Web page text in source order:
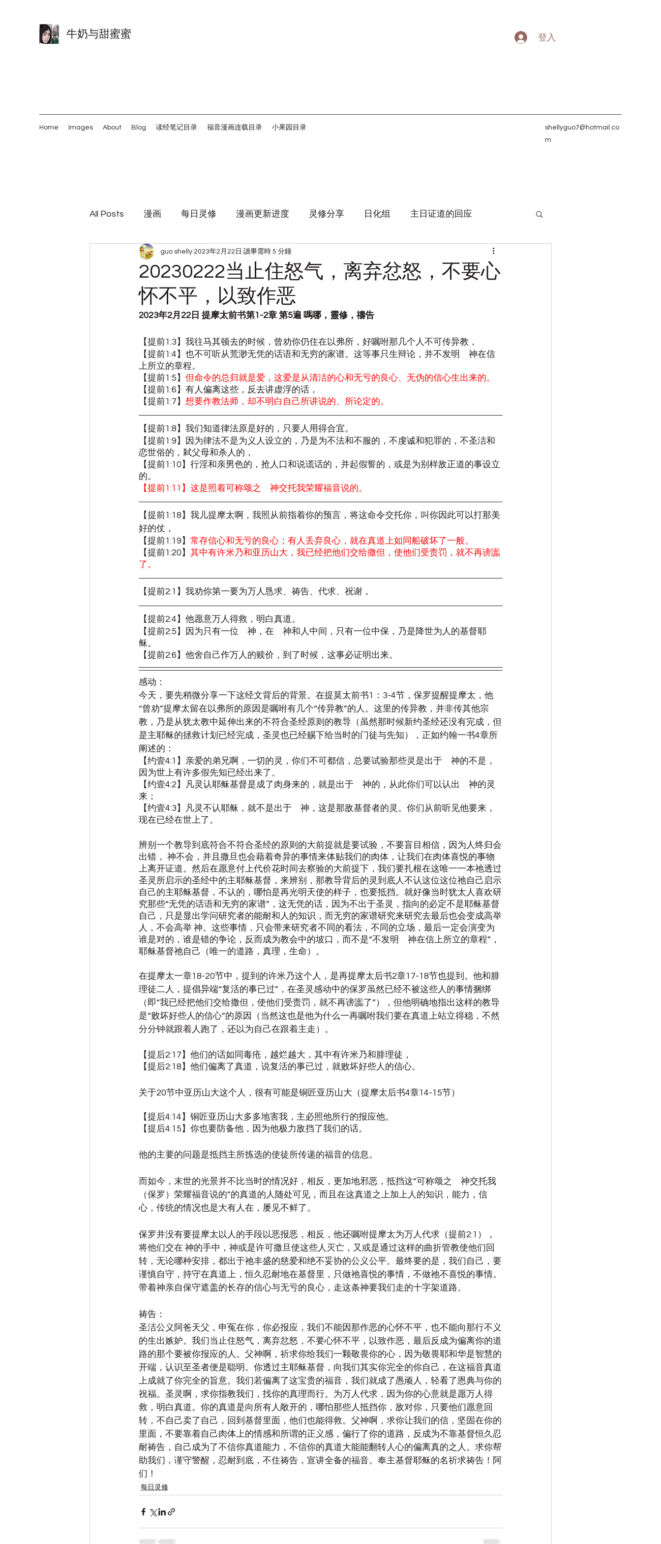
牛奶与甜蜜蜜 登入
Home Images About Blog 读经笔记目录 福音漫画连载目录 小果园目录
shellyguo7@hotmail.co
m
All Posts 漫画 每日灵修 漫画更新进度 灵修分享 日化组 主日证道的回应
周六查经小组笔记 带娃读经 宋典的日常
20230222当止住怒气，离弃忿怒，不要心
怀不平，以致作恶
guo shelly 2023年2月22日 讀畢需時 5 分鐘
2023年2月22日 提摩太前书第1-2章 第5遍 嗎哪，靈修，禱告
【提前1:3】我往马其顿去的时候，曾劝你仍住在以弗所，好嘱咐那几个人不可传异教，
【提前1:4】也不可听从荒渺无凭的话语和无穷的家谱。这等事只生辩论，并不发明　神在信
上所立的章程。
【提前1:5】 但命令的总归就是爱，这爱是从清洁的心和无亏的良心、无伪的信心生出来的。
【提前1:6】有人偏离这些，反去讲虚浮的话，
【提前1:7】 想要作教法师，却不明白自己所讲说的、所论定的。
【提前1:8】我们知道律法原是好的，只要人用得合宜。
【提前1:9】因为律法不是为义人设立的，乃是为不法和不服的，不虔诚和犯罪的，不圣洁和
恋世俗的，弒父母和杀人的，
【提前1:10】行淫和亲男色的，抢人口和说谎话的，并起假誓的，或是为别样敌正道的事设立
的。
【提前1:11】这是照着可称颂之　神交托我荣耀福音说的。
【提前1:18】我儿提摩太啊，我照从前指着你的预言，将这命令交托你，叫你因此可以打那美
好的仗，
【提前1:19】 常存信心和无亏的良心；有人丢弃良心，就在真道上如同船破坏了一般。
【提前1:20】 其中有许米乃和亚历山大，我已经把他们交给撒但，使他们受责罚，就不再谤讟
了。
【提前2:1】我劝你第一要为万人恳求、祷告、代求、祝谢，
【提前2:4】他愿意万人得救，明白真道。
【提前2:5】因为只有一位　神，在　神和人中间，只有一位中保，乃是降世为人的基督耶
稣。
【提前2:6】他舍自己作万人的赎价，到了时候，这事必证明出来。
感动：
今天，要先稍微分享一下这经文背后的背景。在提莫太前书1：3-4节，保罗提醒提摩太，他
“曾劝”提摩太留在以弗所的原因是嘱咐有几个“传异教”的人。这里的传异教，并非传其他宗
教，乃是从犹太教中延伸出来的不符合圣经原则的教导（虽然那时候新约圣经还没有完成，但
是主耶稣的拯救计划已经完成，圣灵也已经赐下给当时的门徒与先知），正如约翰一书4章所
阐述的：
【约壹4:1】亲爱的弟兄啊，一切的灵，你们不可都信，总要试验那些灵是出于　神的不是，
因为世上有许多假先知已经出来了。
【约壹4:2】凡灵认耶稣基督是成了肉身来的，就是出于　神的，从此你们可以认出　神的灵
来；
【约壹4:3】凡灵不认耶稣，就不是出于　神，这是那敌基督者的灵。你们从前听见他要来，
现在已经在世上了。
辨别一个教导到底符合不符合圣经的原则的大前提就是要试验，不要盲目相信，因为人终归会
出错， 神不会，并且撒旦也会藉着奇异的事情来体贴我们的肉体，让我们在肉体喜悦的事物
上离开证道。然后在愿意付上代价花时间去察验的大前提下，我们要扎根在这唯一一本祂透过
圣灵所启示的圣经中的主耶稣基督，来辨别，那教导背后的灵到底人不认这位这位祂自己启示
自己的主耶稣基督，不认的，哪怕是再光明天使的样子，也要抵挡。就好像当时犹太人喜欢研
究那些“无凭的话语和无穷的家谱”，这无凭的话，因为不出于圣灵，指向的必定不是耶稣基督
自己，只是显出学问研究者的能耐和人的知识，而无穷的家谱研究来研究去最后也会变成高举
人，不会高举 神。这些事情，只会带来研究者不同的看法，不同的立场，最后一定会演变为
谁是对的，谁是错的争论，反而成为教会中的坡口，而不是“不发明　神在信上所立的章程”，
耶稣基督祂自己（唯一的道路，真理，生命）。
在提摩太一章18-20节中，提到的许米乃这个人，是再提摩太后书2章17-18节也提到。他和腓
理徒二人，提倡异端“复活的事已过”，在圣灵感动中的保罗虽然已经不被这些人的事情捆绑
（即“我已经把他们交给撒但，使他们受责罚，就不再谤讟了”），但他明确地指出这样的教导
是“败坏好些人的信心”的原因（当然这也是他为什么一再嘱咐我们要在真道上站立得稳，不然
分分钟就跟着人跑了，还以为自己在跟着主走）。
【提后2:17】他们的话如同毒疮，越烂越大，其中有许米乃和腓理徒，
【提后2:18】他们偏离了真道，说复活的事已过，就败坏好些人的信心。
关于20节中亚历山大这个人，很有可能是铜匠亚历山大（提摩太后书4章14-15节）
【提后4:14】铜匠亚历山大多多地害我，主必照他所行的报应他。
【提后4:15】你也要防备他，因为他极力敌挡了我们的话。
他的主要的问题是抵挡主所拣选的使徒所传递的福音的信息。
而如今，末世的光景并不比当时的情况好，相反，更加地邪恶，抵挡这“可称颂之　神交托我
（保罗）荣耀福音说的”的真道的人随处可见，而且在这真道之上加上人的知识，能力，信
心，传统的情况也是大有人在，屡见不鲜了。
保罗并没有要提摩太以人的手段以恶报恶，相反，他还嘱咐提摩太为万人代求（提前2:1），
将他们交在 神的手中，神或是许可撒旦使这些人灭亡，又或是通过这样的曲折管教使他们回
转，无论哪种安排，都出于祂丰盛的慈爱和绝不妥协的公义公平。最终要的是，我们自己，要
谨慎自守，持守在真道上，恒久忍耐地在基督里，只做祂喜悦的事情，不做祂不喜悦的事情。
带着神亲自保守遮盖的长存的信心与无亏的良心，走这条神要我们走的十字架道路。
祷告：
圣洁公义阿爸天父，申冤在你，你必报应，我们不能因那作恶的心怀不平，也不能向那行不义
的生出嫉妒。我们当止住怒气，离弃忿怒，不要心怀不平，以致作恶，最后反成为偏离你的道
路的那个要被你报应的人。父神啊，祈求你给我们一颗敬畏你的心，因为敬畏耶和华是智慧的
开端，认识至圣者便是聪明。你透过主耶稣基督，向我们其实你完全的你自己，在这福音真道
上成就了你完全的旨意。我们若偏离了这宝贵的福音，我们就成了愚顽人，轻看了恩典与你的
祝福。圣灵啊，求你指教我们，找你的真理而行。为万人代求，因为你的心意就是愿万人得
救，明白真道。你的真道是向所有人敞开的，哪怕那些人抵挡你，敌对你，只要他们愿意回
转，不自己卖了自己，回到基督里面，他们也能得救。父神啊，求你让我们的信，坚固在你的
里面，不要靠着自己肉体上的情感和所谓的正义感，偏行了你的道路，反成为不靠基督恒久忍
耐祷告，自己成为了不信你真道能力，不信你的真道大能能翻转人心的偏离真的之人。求你帮
助我们，谨守警醒，忍耐到底，不住祷告，宣讲全备的福音。奉主基督耶稣的名祈求祷告！阿
们！
每日灵修